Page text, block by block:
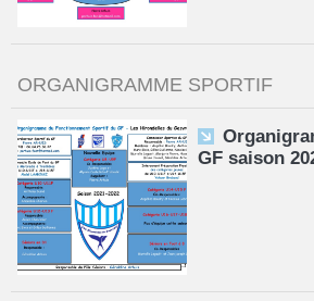
ORGANIGRAMME SPORTIF
GF saison